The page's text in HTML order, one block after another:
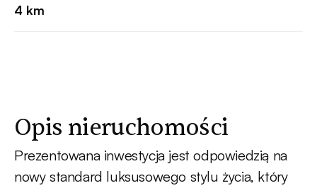
4 km
Opis nieruchomości
Prezentowana inwestycja jest odpowiedzią na
nowy standard luksusowego stylu życia, który